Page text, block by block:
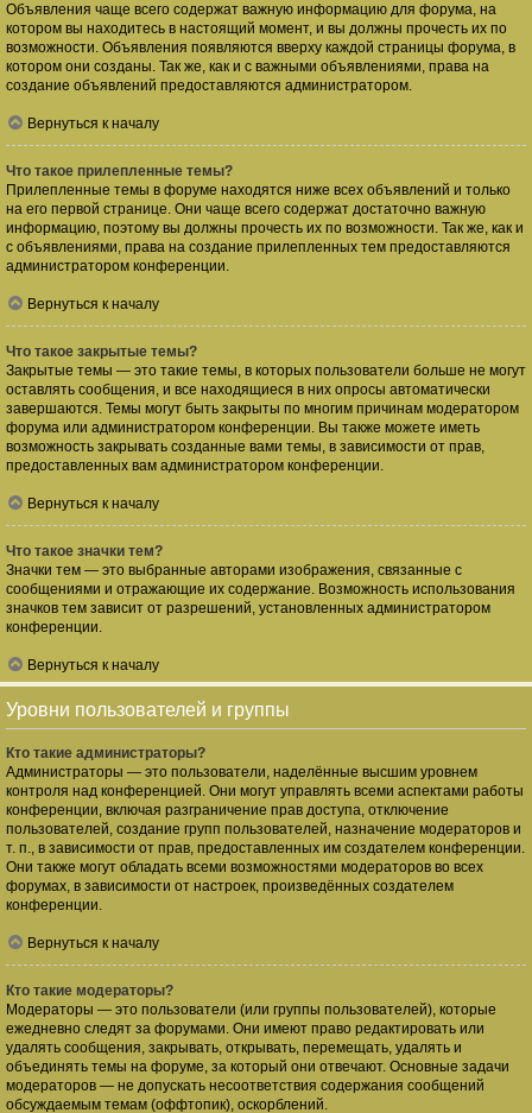
Объявления чаще всего содержат важную информацию для форума, на
котором вы находитесь в настоящий момент, и вы должны прочесть их по
возможности. Объявления появляются вверху каждой страницы форума, в
котором они созданы. Так же, как и с важными объявлениями, права на
создание объявлений предоставляются администратором.
Вернуться к началу
Что такое прилепленные темы?
Прилепленные темы в форуме находятся ниже всех объявлений и только
на его первой странице. Они чаще всего содержат достаточно важную
информацию, поэтому вы должны прочесть их по возможности. Так же, как и
с объявлениями, права на создание прилепленных тем предоставляются
администратором конференции.
Вернуться к началу
Что такое закрытые темы?
Закрытые темы — это такие темы, в которых пользователи больше не могут
оставлять сообщения, и все находящиеся в них опросы автоматически
завершаются. Темы могут быть закрыты по многим причинам модератором
форума или администратором конференции. Вы также можете иметь
возможность закрывать созданные вами темы, в зависимости от прав,
предоставленных вам администратором конференции.
Вернуться к началу
Что такое значки тем?
Значки тем — это выбранные авторами изображения, связанные с
сообщениями и отражающие их содержание. Возможность использования
значков тем зависит от разрешений, установленных администратором
конференции.
Вернуться к началу
Уровни пользователей и группы
Кто такие администраторы?
Администраторы — это пользователи, наделённые высшим уровнем
контроля над конференцией. Они могут управлять всеми аспектами работы
конференции, включая разграничение прав доступа, отключение
пользователей, создание групп пользователей, назначение модераторов и
т. п., в зависимости от прав, предоставленных им создателем конференции.
Они также могут обладать всеми возможностями модераторов во всех
форумах, в зависимости от настроек, произведённых создателем
конференции.
Вернуться к началу
Кто такие модераторы?
Модераторы — это пользователи (или группы пользователей), которые
ежедневно следят за форумами. Они имеют право редактировать или
удалять сообщения, закрывать, открывать, перемещать, удалять и
объединять темы на форуме, за который они отвечают. Основные задачи
модераторов — не допускать несоответствия содержания сообщений
обсуждаемым темам (оффтопик), оскорблений.